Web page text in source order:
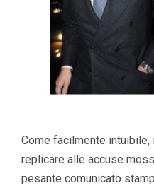
Come facilmente intuibile,
replicare alle accuse
pesante comunicato